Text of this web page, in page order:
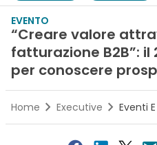
EVENTO
“Creare valore
fatturazione B2B”:
per conoscere
Home Executive Eventi